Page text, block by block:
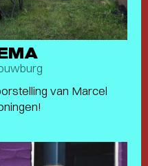
van Marcel